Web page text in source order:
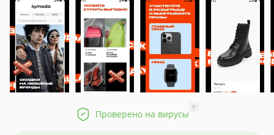
Проверено на вирусы
?